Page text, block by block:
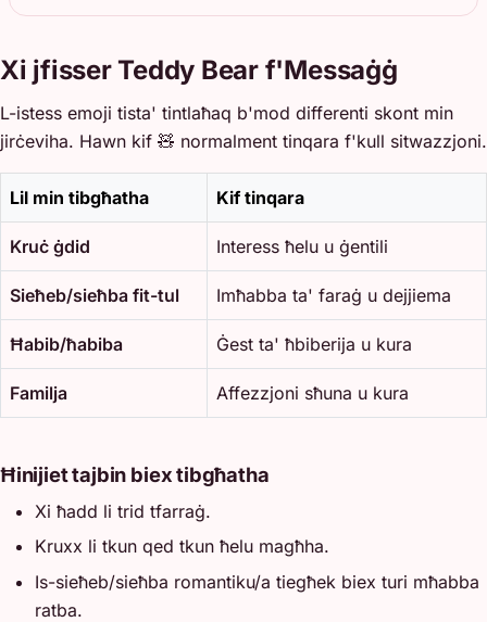
Xi jfisser Teddy Bear f'Messaġġ
L-istess emoji tista' tintlaħaq b'mod differenti skont min
jirċeviha. Hawn kif 🧸 normalment tinqara f'kull sitwazzjoni.
Lil min tibgħatha Kif tinqara
Kruċ ġdid Interess ħelu u ġentili
Sieħeb/sieħba fit-tul Imħabba ta' faraġ u dejjiema
Ħabib/ħabiba Ġest ta' ħbiberija u kura
Familja Affezzjoni sħuna u kura
Ħinijiet tajbin biex tibgħatha
Xi ħadd li trid tfarraġ.
Kruxx li tkun qed tkun ħelu magħha.
Is-sieħeb/sieħba romantiku/a tiegħek biex turi mħabba
ratba.